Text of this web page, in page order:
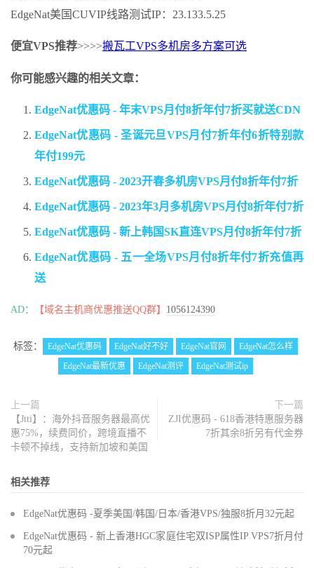
EdgeNat美国CUVIP线路测试IP：23.133.5.25
便宜VPS推荐>>>>搬瓦工VPS多机房多方案可选
你可能感兴趣的相关文章：
EdgeNat优惠码 - 年末VPS月付8折年付7折买就送CDN
EdgeNat优惠码 - 圣诞元旦VPS月付7折年付6折特别款
年付199元
EdgeNat优惠码 - 2023开春多机房VPS月付8折年付7折
EdgeNat优惠码 - 2023年3月多机房VPS月付8折年付7折
EdgeNat优惠码 - 新上韩国SK直连VPS月付8折年付7折
EdgeNat优惠码 - 五一全场VPS月付8折年付7折充值再
送
AD： 【域名主机商优惠推送QQ群】 1056124390
标签： EdgeNat优惠码 EdgeNat好不好 EdgeNat官网
EdgeNat怎么样
EdgeNat最新优惠
EdgeNat测评 EdgeNat测试ip
上一篇
【Jtti】：海外抖音服务器最高优
惠75%，续费同价，跨境直播不
卡顿不掉线，支持新加坡和美国
下一篇
ZJI优惠码 - 618香港特惠服务器
7折其余8折另有代金券
相关推荐
EdgeNat优惠码 -夏季美国/韩国/日本/香港VPS/独服8折月32元起
EdgeNat优惠码 - 新上香港HGC家庭住宅双ISP属性IP VPS7折月付
70元起